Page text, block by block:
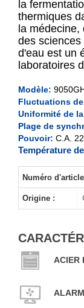
XCH-
XCH-
la
thermiques
la
des
d'eau est un
laboratoires
Modèle:
Fluctuations
Uniformité de
Plage de
Pouvoir: C.A.
Température
Numéro
Origine :
ACIER